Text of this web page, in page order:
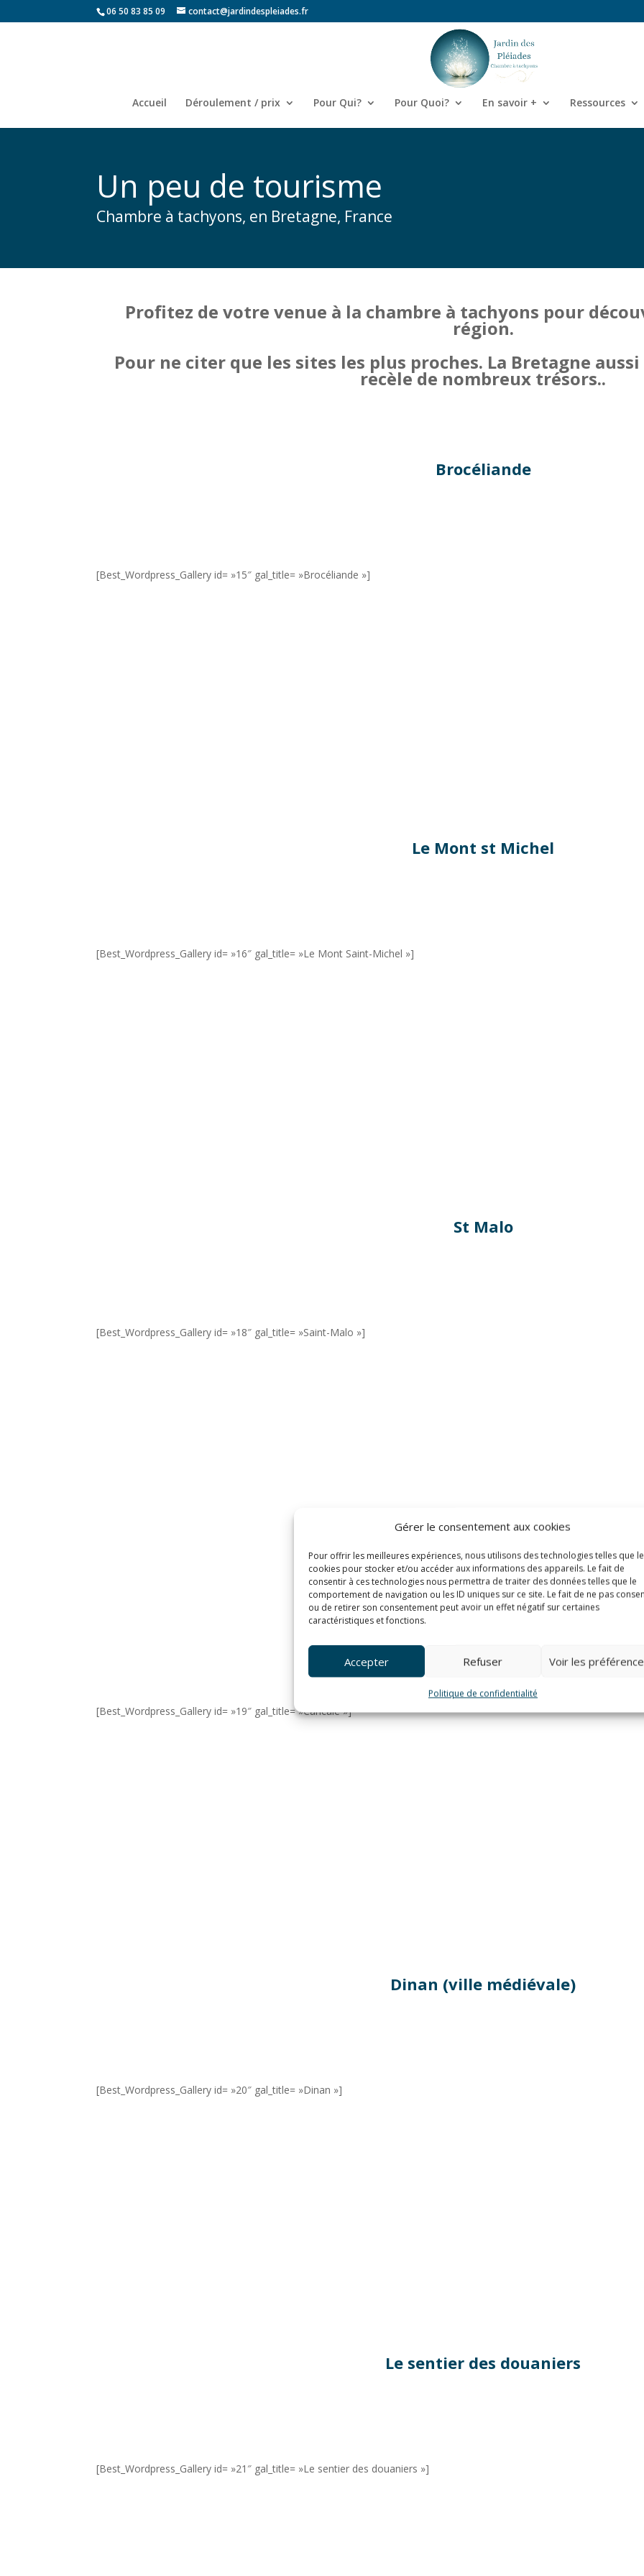
Gérer le consentement aux cookies
Pour offrir les meilleures expériences, nous utilisons des technologies telles que
cookies pour stocker et/ou accéder aux informations des appareils. Le fait de
consentir à ces technologies nous permettra de traiter des données telles que le
comportement de navigation ou les ID uniques sur ce site. Le fait de ne pas
ou de retirer son consentement peut avoir un effet négatif sur certaines
caractéristiques et fonctions.
Accepter Refuser Voir les
Politique de confidentialité
06 50 83 85 09 contact@jardindespleiades.fr
Accueil Déroulement / prix Pour Qui? Pour Quoi? En savoir + Ressources
Un peu de tourisme
Chambre à tachyons, en Bretagne, France
Profitez de votre venue à la chambre à tachyons pour
région.
Pour ne citer que les sites les plus proches. La Bretagne
recèle de nombreux trésors..
Brocéliande
[Best_Wordpress_Gallery id= »15″ gal_title= »Brocéliande »]
Le Mont st Michel
[Best_Wordpress_Gallery id= »16″ gal_title= »Le Mont Saint-Michel »]
St Malo
[Best_Wordpress_Gallery id= »18″ gal_title= »Saint-Malo »]
Cancale (huitres)
[Best_Wordpress_Gallery id= »19″ gal_title= »Cancale »]
Dinan (ville médiévale)
[Best_Wordpress_Gallery id= »20″ gal_title= »Dinan »]
Le sentier des douaniers
[Best_Wordpress_Gallery id= »21″ gal_title= »Le sentier des douaniers »]